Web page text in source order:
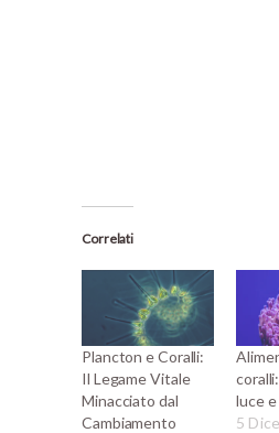
Correlati
Plancton e Coralli:
Il Legame Vitale
Minacciato dal
Cambiamento
luce
5